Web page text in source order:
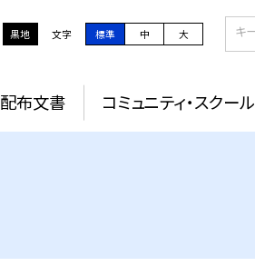
黒地 文字 標準 中 大
配布文書 コミュニティ・スクール